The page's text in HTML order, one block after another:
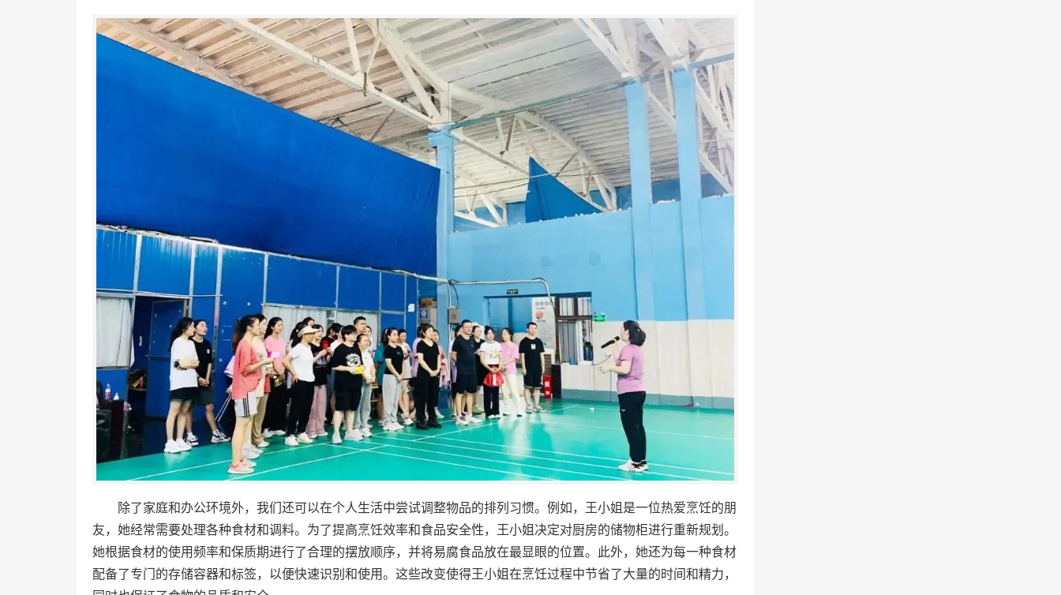
除了家庭和办公环境外，我们还可以在个人生活中尝试调整物品的排列习惯。例如，王小姐是一位热爱烹饪的朋
友，她经常需要处理各种食材和调料。为了提高烹饪效率和食品安全性，王小姐决定对厨房的储物柜进行重新规划。
她根据食材的使用频率和保质期进行了合理的摆放顺序，并将易腐食品放在最显眼的位置。此外，她还为每一种食材
配备了专门的存储容器和标签，以便快速识别和使用。这些改变使得王小姐在烹饪过程中节省了大量的时间和精力，